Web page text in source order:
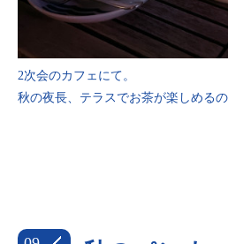
2次会のカフェにて。
秋の夜長、テラスでお茶が楽しめる